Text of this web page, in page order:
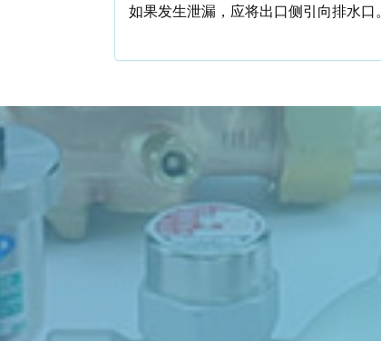
如果发生泄漏，应将出口侧引向排水口。